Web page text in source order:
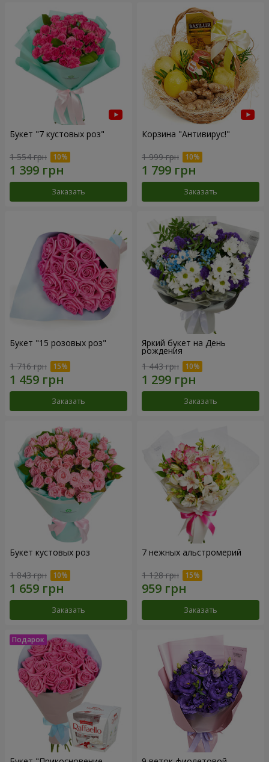
Букет "7 кустовых роз"
1 554 грн
Заказать
Корзина "Антивирус!"
1 999 грн
Заказать
Букет "15 розовых роз"
1 716 грн
Заказать
Яркий букет на День
рождения
1 443 грн
Заказать
Букет кустовых роз
1 843 грн
Заказать
7 нежных альстромерий
1 128 грн
Заказать